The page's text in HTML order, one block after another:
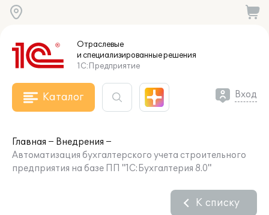
Отраслевые
и специализированныерешения
1С:Предприятие
Каталог Вход
Главная
Внедрения
Автоматизация бухгалтерского учета строительного
предприятия на базе ПП "1С:Бухгалтерия 8.0"
К списку